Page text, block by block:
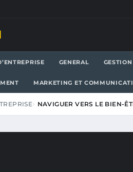
GENERAL
MARKETING ET
NAVIGUER VERS LE BIEN-